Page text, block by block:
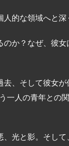
的な領域へと深
か？なぜ、彼
、そして彼女が
一人の青年との
光と影。そし